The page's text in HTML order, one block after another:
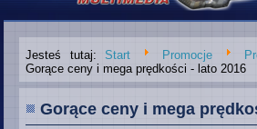
Jesteś tutaj: Start Promocje
Gorące ceny i mega prędkości - lato 2016
Gorące ceny i mega